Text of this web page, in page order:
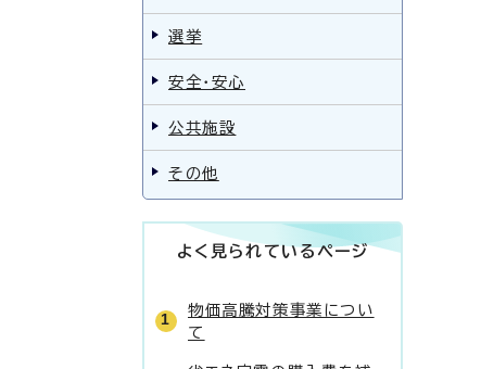
選挙
安全・安心
公共施設
その他
よく見られているページ
物価高騰対策事業につい
て